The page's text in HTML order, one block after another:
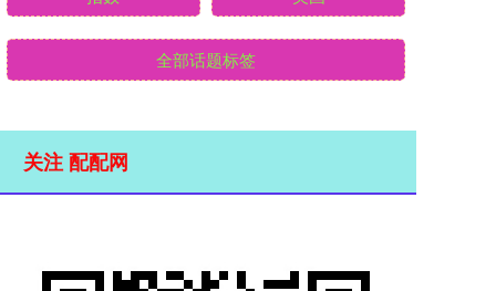
全部话题标签
关注 配配网